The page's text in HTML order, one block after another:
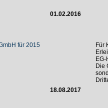
01.02.2016
für 2015
Für
EG-
Die
18.08.2017